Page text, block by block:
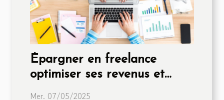
Épargner en freelance
optimiser ses revenus et
préparer sa retraite
Mer. 07/05/2025